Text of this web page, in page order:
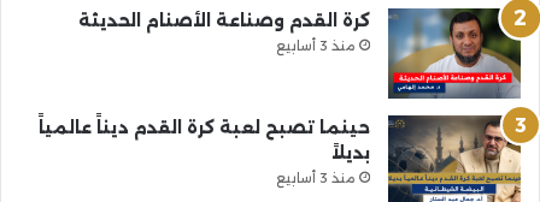
كرة القدم وصناعة الأصنام الحديثة
منذ 3 أسابيع
حينما تصبح لعبة كرة القدم ديناً عالمياً
بديلاً
منذ 3 أسابيع